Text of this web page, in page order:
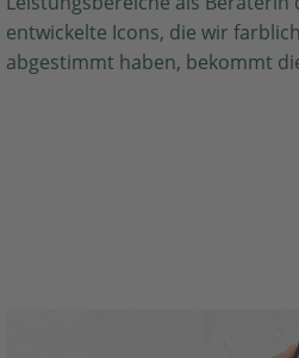
entwickelte Icons, die wir
abgestimmt haben, bekommt